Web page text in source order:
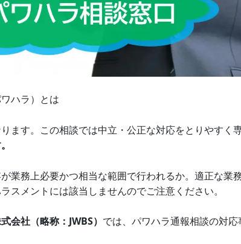
ワハラ）とは
ます。この相談では中立・公正な対応をとりやすく
業務上必要かつ相当な範囲で行われるか。適正な業
スメントには該当しませんのでご注意ください。
会社（略称：JWBS） では、パワハラ通報相談の対